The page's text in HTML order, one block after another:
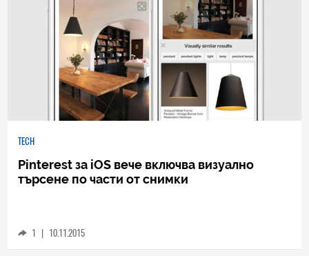
TECH
Pinterest за iOS вече включва визуално
търсене по части от снимки
1 | 10.11.2015